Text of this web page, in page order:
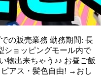
の販売業務 勤務期間: 長
ショッピングモール内で
物出来ちゃう♪♪ お昼ご飯
アス・髪色自由! →おし